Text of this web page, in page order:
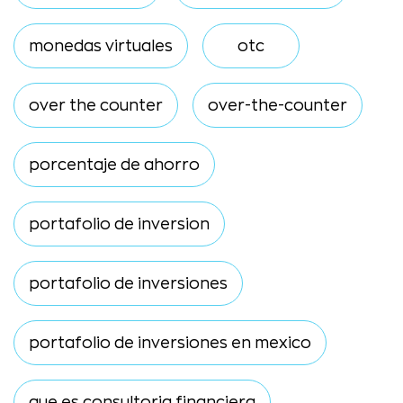
monedas virtuales otc
over the counter over-the-counter
porcentaje de ahorro
portafolio de inversion
portafolio de inversiones
portafolio de inversiones en mexico